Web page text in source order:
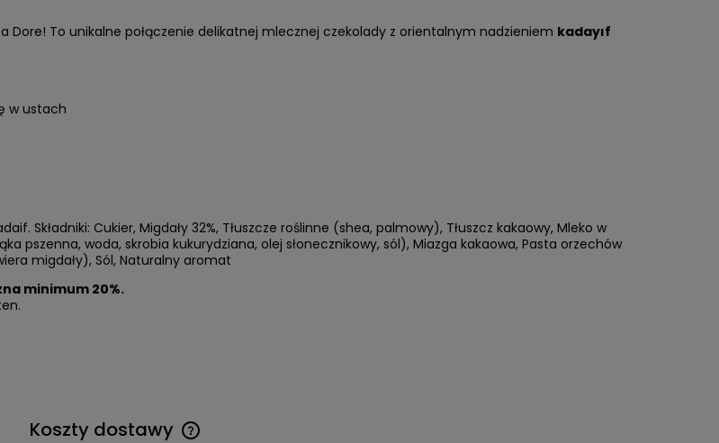
Dore! To unikalne połączenie delikatnej mlecznej czekolady z orientalnym nadzieniem kadayıf
w ustach
Składniki: Cukier, Migdały 32%, Tłuszcze roślinne (shea, palmowy), Tłuszcz kakaowy, Mleko w
pszenna, woda, skrobia kukurydziana, olej słonecznikowy, sól), Miazga kakaowa, Pasta orzechów
migdały), Sól, Naturalny aromat
minimum 20%.
Koszty dostawy